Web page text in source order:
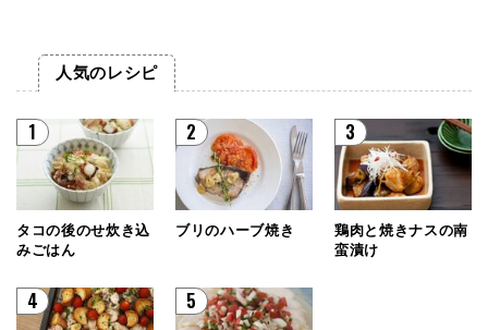
人気のレシピ
1
タコの後のせ炊き込
みごはん
2
ブリのハーブ焼き
3
鶏肉と焼きナスの南
蛮漬け
4 5